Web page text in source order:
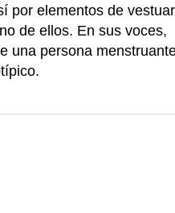
por elementos de
de ellos. En sus voces,
una persona